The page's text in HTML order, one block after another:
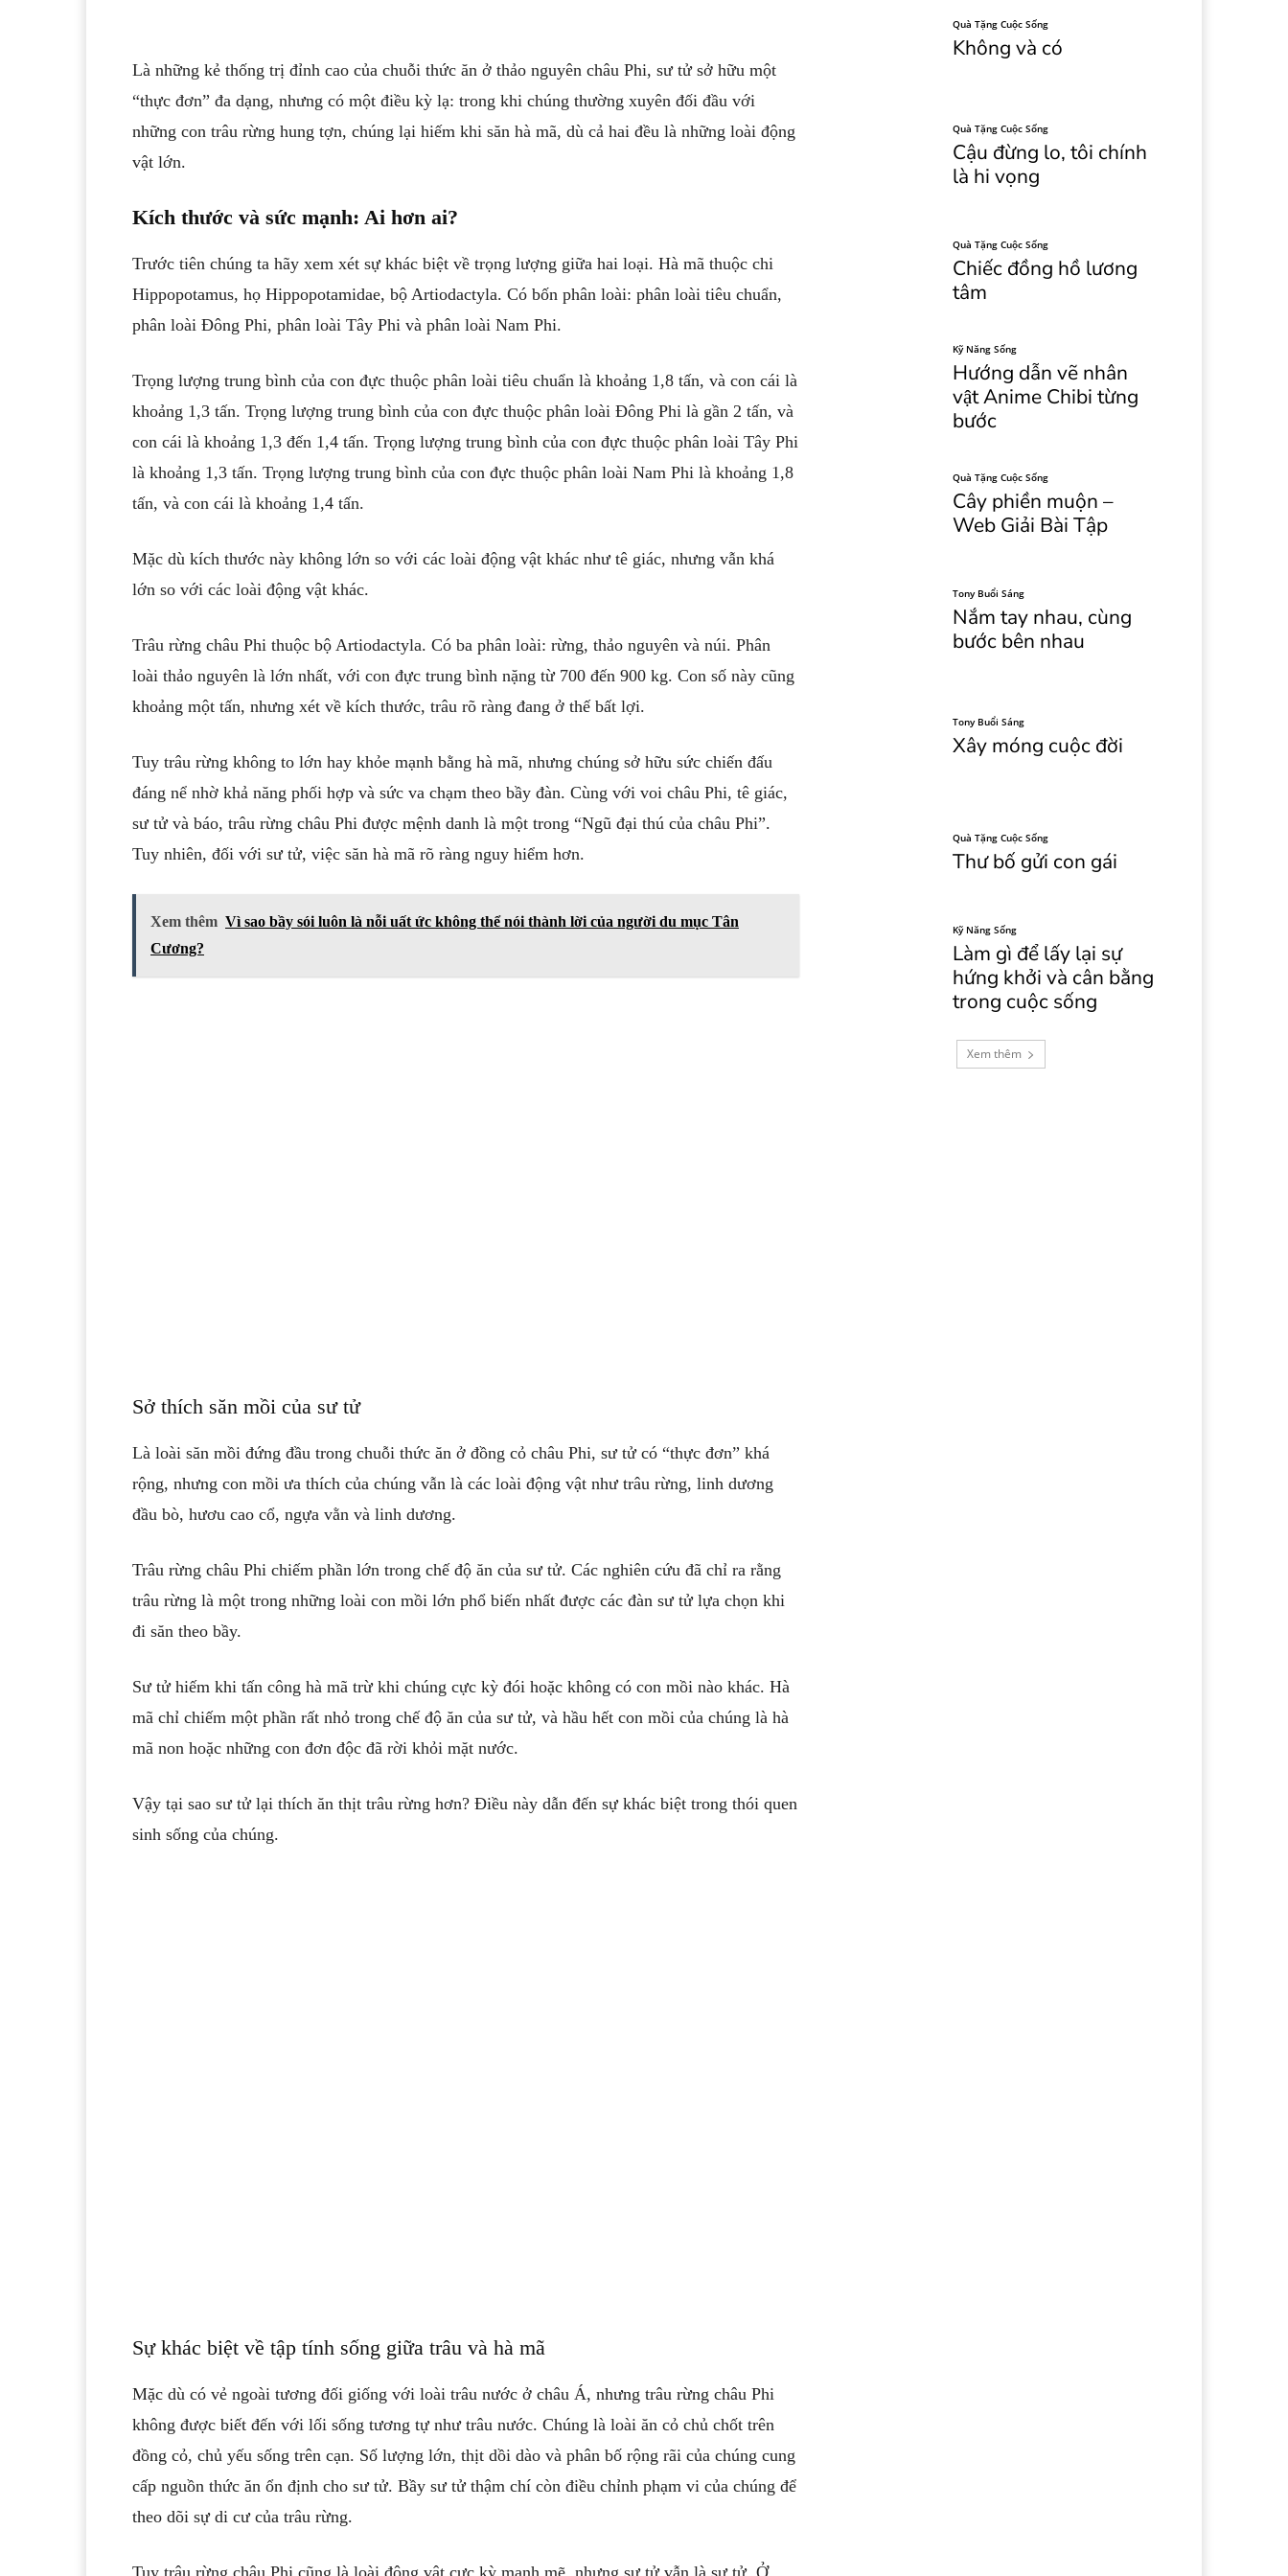
Là những kẻ thống trị đỉnh cao của chuỗi thức ăn ở thảo nguyên châu Phi, sư tử sở hữu một
“thực đơn” đa dạng, nhưng có một điều kỳ lạ: trong khi chúng thường xuyên đối đầu với
những con trâu rừng hung tợn, chúng lại hiếm khi săn hà mã, dù cả hai đều là những loài động
vật lớn.
Kích thước và sức mạnh: Ai hơn ai?
Trước tiên chúng ta hãy xem xét sự khác biệt về trọng lượng giữa hai loại. Hà mã thuộc chi
Hippopotamus, họ Hippopotamidae, bộ Artiodactyla. Có bốn phân loài: phân loài tiêu chuẩn,
phân loài Đông Phi, phân loài Tây Phi và phân loài Nam Phi.
Trọng lượng trung bình của con đực thuộc phân loài tiêu chuẩn là khoảng 1,8 tấn, và con cái là
khoảng 1,3 tấn. Trọng lượng trung bình của con đực thuộc phân loài Đông Phi là gần 2 tấn, và
con cái là khoảng 1,3 đến 1,4 tấn. Trọng lượng trung bình của con đực thuộc phân loài Tây Phi
là khoảng 1,3 tấn. Trọng lượng trung bình của con đực thuộc phân loài Nam Phi là khoảng 1,8
tấn, và con cái là khoảng 1,4 tấn.
Mặc dù kích thước này không lớn so với các loài động vật khác như tê giác, nhưng vẫn khá
lớn so với các loài động vật khác.
Trâu rừng châu Phi thuộc bộ Artiodactyla. Có ba phân loài: rừng, thảo nguyên và núi. Phân
loài thảo nguyên là lớn nhất, với con đực trung bình nặng từ 700 đến 900 kg. Con số này cũng
khoảng một tấn, nhưng xét về kích thước, trâu rõ ràng đang ở thế bất lợi.
Tuy trâu rừng không to lớn hay khỏe mạnh bằng hà mã, nhưng chúng sở hữu sức chiến đấu
đáng nể nhờ khả năng phối hợp và sức va chạm theo bầy đàn. Cùng với voi châu Phi, tê giác,
sư tử và báo, trâu rừng châu Phi được mệnh danh là một trong “Ngũ đại thú của châu Phi”.
Tuy nhiên, đối với sư tử, việc săn hà mã rõ ràng nguy hiểm hơn.
Xem thêm Vì sao bầy sói luôn là nỗi uất ức không thể nói thành lời của người du mục Tân
Cương?
Sở thích săn mồi của sư tử
Là loài săn mồi đứng đầu trong chuỗi thức ăn ở đồng cỏ châu Phi, sư tử có “thực đơn” khá
rộng, nhưng con mồi ưa thích của chúng vẫn là các loài động vật như trâu rừng, linh dương
đầu bò, hươu cao cổ, ngựa vằn và linh dương.
Trâu rừng châu Phi chiếm phần lớn trong chế độ ăn của sư tử. Các nghiên cứu đã chỉ ra rằng
trâu rừng là một trong những loài con mồi lớn phổ biến nhất được các đàn sư tử lựa chọn khi
đi săn theo bầy.
Sư tử hiếm khi tấn công hà mã trừ khi chúng cực kỳ đói hoặc không có con mồi nào khác. Hà
mã chỉ chiếm một phần rất nhỏ trong chế độ ăn của sư tử, và hầu hết con mồi của chúng là hà
mã non hoặc những con đơn độc đã rời khỏi mặt nước.
Vậy tại sao sư tử lại thích ăn thịt trâu rừng hơn? Điều này dẫn đến sự khác biệt trong thói quen
sinh sống của chúng.
Sự khác biệt về tập tính sống giữa trâu và hà mã
Mặc dù có vẻ ngoài tương đối giống với loài trâu nước ở châu Á, nhưng trâu rừng châu Phi
không được biết đến với lối sống tương tự như trâu nước. Chúng là loài ăn cỏ chủ chốt trên
đồng cỏ, chủ yếu sống trên cạn. Số lượng lớn, thịt dồi dào và phân bố rộng rãi của chúng cung
cấp nguồn thức ăn ổn định cho sư tử. Bầy sư tử thậm chí còn điều chỉnh phạm vi của chúng để
theo dõi sự di cư của trâu rừng.
Tuy trâu rừng châu Phi cũng là loài động vật cực kỳ mạnh mẽ, nhưng sư tử vẫn là sư tử. Ở
Quà Tặng Cuộc Sống
Không và có
Quà Tặng Cuộc Sống
Cậu đừng lo, tôi chính
là hi vọng
Quà Tặng Cuộc Sống
Chiếc đồng hồ lương
tâm
Kỹ Năng Sống
Hướng dẫn vẽ nhân
vật Anime Chibi từng
bước
Quà Tặng Cuộc Sống
Cây phiền muộn –
Web Giải Bài Tập
Tony Buổi Sáng
Nắm tay nhau, cùng
bước bên nhau
Tony Buổi Sáng
Xây móng cuộc đời
Quà Tặng Cuộc Sống
Thư bố gửi con gái
Kỹ Năng Sống
Làm gì để lấy lại sự
hứng khởi và cân bằng
trong cuộc sống
Xem thêm